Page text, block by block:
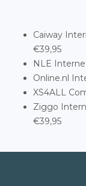
Caiway
€39,95
NLE
Online.nl
XS4ALL
Ziggo
€39,95